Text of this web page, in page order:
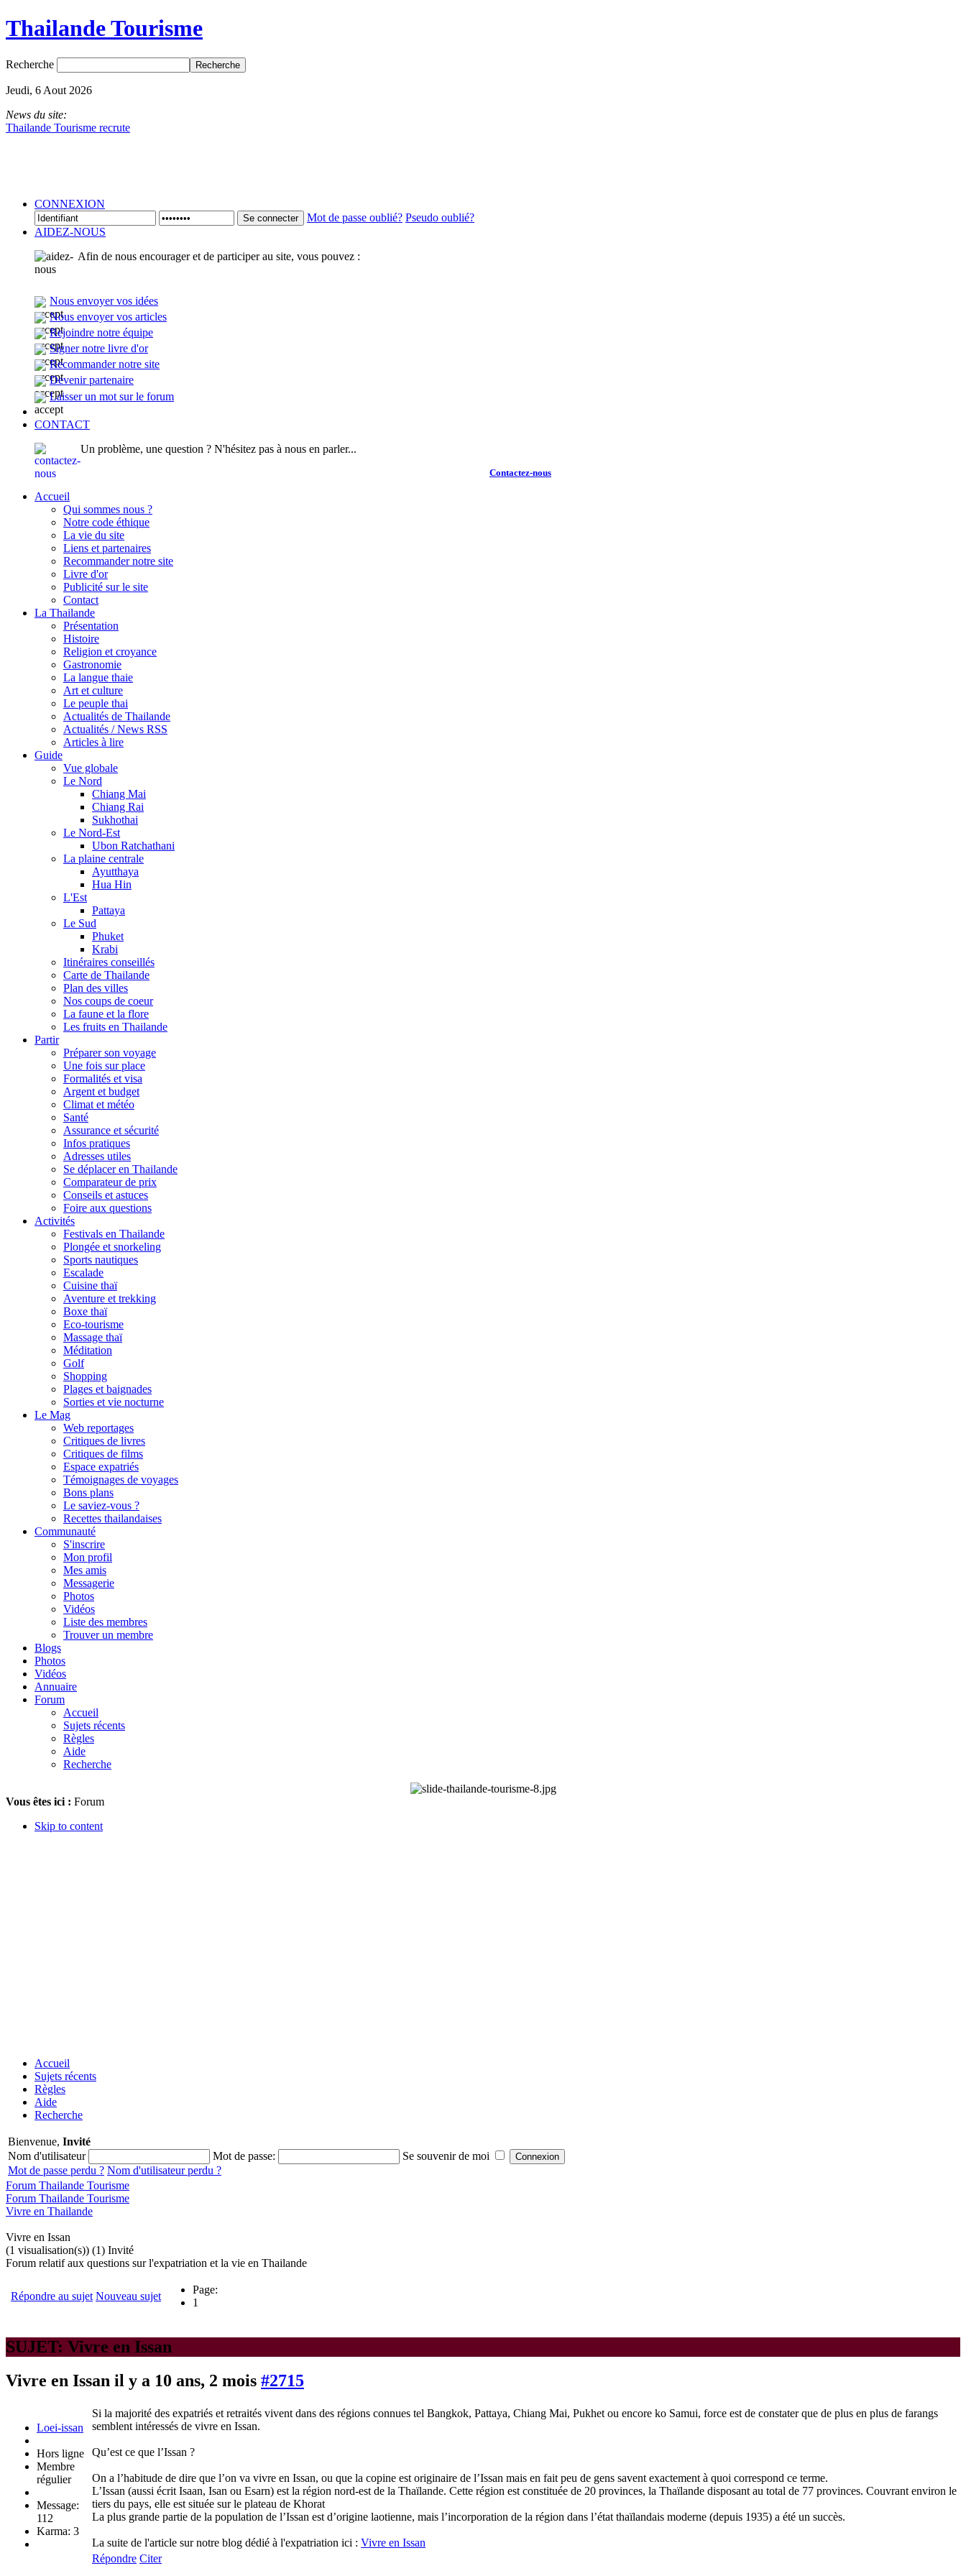
Thailande Tourisme
Recherche
Jeudi, 6 Aout 2026
News du site:
Thailande Tourisme recrute
CONNEXION
Se connecter Mot de passe oublié? Pseudo oublié?
AIDEZ-NOUS
Afin de nous encourager et de participer au site, vous pouvez :
Nous envoyer vos idées
Nous envoyer vos articles
Rejoindre notre équipe
Signer notre livre d'or
Recommander notre site
Devenir partenaire
Laisser un mot sur le forum
CONTACT
Un problème, une question ? N'hésitez pas à nous en parler...
Contactez-nous
Accueil
Qui sommes nous ?
Notre code éthique
La vie du site
Liens et partenaires
Recommander notre site
Livre d'or
Publicité sur le site
Contact
La Thailande
Présentation
Histoire
Religion et croyance
Gastronomie
La langue thaie
Art et culture
Le peuple thai
Actualités de Thailande
Actualités / News RSS
Articles à lire
Guide
Vue globale
Le Nord
Chiang Mai
Chiang Rai
Sukhothai
Le Nord-Est
Ubon Ratchathani
La plaine centrale
Ayutthaya
Hua Hin
L'Est
Pattaya
Le Sud
Phuket
Krabi
Itinéraires conseillés
Carte de Thailande
Plan des villes
Nos coups de coeur
La faune et la flore
Les fruits en Thailande
Partir
Préparer son voyage
Une fois sur place
Formalités et visa
Argent et budget
Climat et météo
Santé
Assurance et sécurité
Infos pratiques
Adresses utiles
Se déplacer en Thailande
Comparateur de prix
Conseils et astuces
Foire aux questions
Activités
Festivals en Thailande
Plongée et snorkeling
Sports nautiques
Escalade
Cuisine thaï
Aventure et trekking
Boxe thaï
Eco-tourisme
Massage thaï
Méditation
Golf
Shopping
Plages et baignades
Sorties et vie nocturne
Le Mag
Web reportages
Critiques de livres
Critiques de films
Espace expatriés
Témoignages de voyages
Bons plans
Le saviez-vous ?
Recettes thailandaises
Communauté
S'inscrire
Mon profil
Mes amis
Messagerie
Photos
Vidéos
Liste des membres
Trouver un membre
Blogs
Photos
Vidéos
Annuaire
Forum
Accueil
Sujets récents
Règles
Aide
Recherche
Vous êtes ici : Forum
Skip to content
Accueil
Sujets récents
Règles
Aide
Recherche
Bienvenue, Invité
Nom d'utilisateur
Mot de passe:
Se souvenir de moi
Mot de passe perdu ? Nom d'utilisateur perdu ?
Forum Thailande Tourisme
Forum Thailande Tourisme
Vivre en Thailande
Vivre en Issan
(1 visualisation(s)) (1) Invité
Forum relatif aux questions sur l'expatriation et la vie en Thailande
Répondre au sujet Nouveau sujet
Page:
1
SUJET: Vivre en Issan
Vivre en Issan il y a 10 ans, 2 mois #2715
Loei-issan
Hors ligne
Membre
régulier
Message:
112
Karma: 3
Si la majorité des expatriés et retraités vivent dans des régions connues tel Bangkok, Pattaya, Chiang Mai, Pukhet ou encore ko Samui, force est de constater que de plus en plus de farangs
semblent intéressés de vivre en Issan.
Qu’est ce que l’Issan ?
On a l’habitude de dire que l’on va vivre en Issan, ou que la copine est originaire de l’Issan mais en fait peu de gens savent exactement à quoi correspond ce terme.
L’Issan (aussi écrit Isaan, Isan ou Esarn) est la région nord-est de la Thaïlande. Cette région est constituée de 20 provinces, la Thaïlande disposant au total de 77 provinces. Couvrant environ le
tiers du pays, elle est située sur le plateau de Khorat
La plus grande partie de la population de l’Issan est d’origine laotienne, mais l’incorporation de la région dans l’état thaïlandais moderne (depuis 1935) a été un succès.
La suite de l'article sur notre blog dédié à l'expatriation ici : Vivre en Issan
Répondre Citer